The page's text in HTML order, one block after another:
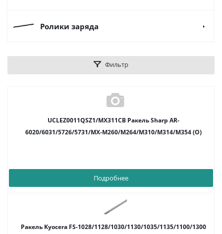
Ролики заряда
Фильтр
UCLEZ0011QSZ1/MX311CB Ракель Sharp AR-
6020/6031/5726/5731/MX-M260/M264/M310/M314/M354 (O)
Подробнее
Ракель Kyocera FS-1028/1128/1030/1130/1035/1135/1100/1300